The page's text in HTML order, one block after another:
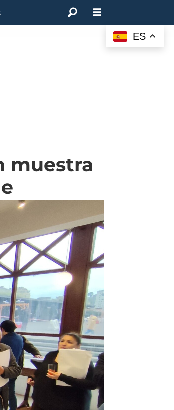
muestra
ES